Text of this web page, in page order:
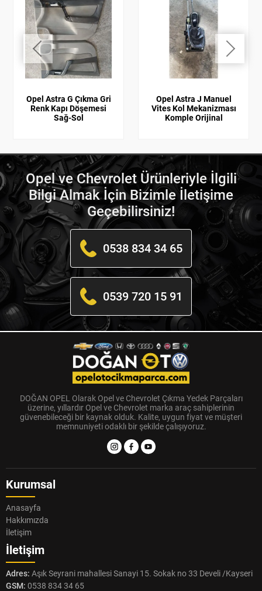
Opel Astra G Çıkma Gri
Renk Kapı Döşemesi
Sağ-Sol
Opel Astra J Manuel
Vites Kol Mekanizması
Komple Orijinal
Opel ve Chevrolet Ürünleriyle İlgili
Bilgi Almak İçin Bizimle İletişime
Geçebilirsiniz!
0538 834 34 65
0539 720 15 91
DOĞAN OPEL Olarak Opel ve Chevrolet Çıkma Yedek Parçaları
üzerine, yıllardır Opel ve Chevrolet marka araç sahiplerinin
güvenebileceği bir kaynak olduk. Kalite, uygun fiyat ve müşteri
memnuniyeti odaklı bir şekilde çalışıyoruz.
Kurumsal
Anasayfa
Hakkımızda
İletişim
İletişim
Adres: Aşık Seyrani mahallesi Sanayi 15. Sokak no 33 Develi /Kayseri
GSM: 0538 834 34 65